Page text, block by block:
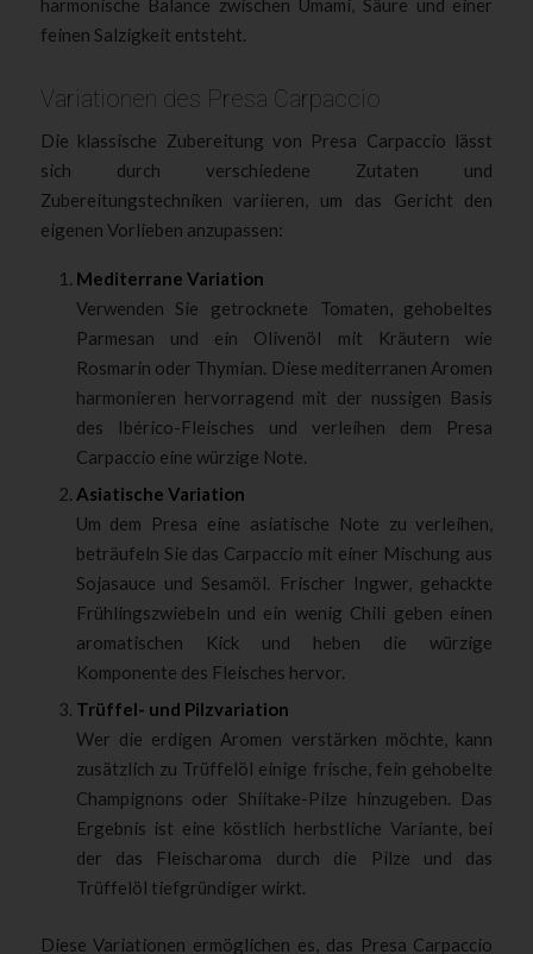
feinen Salzigkeit entsteht.
Variationen des Presa Carpaccio
Die klassische Zubereitung von Presa Carpaccio lässt
sich durch verschiedene Zutaten und
Zubereitungstechniken variieren, um das Gericht den
eigenen Vorlieben anzupassen:
Mediterrane Variation
Verwenden Sie getrocknete Tomaten, gehobeltes
Parmesan und ein Olivenöl mit Kräutern wie
Rosmarin oder Thymian. Diese mediterranen Aromen
harmonieren hervorragend mit der nussigen Basis
des Ibérico-Fleisches und verleihen dem Presa
Carpaccio eine würzige Note.
Asiatische Variation
Um dem Presa eine asiatische Note zu verleihen,
beträufeln Sie das Carpaccio mit einer Mischung aus
Sojasauce und Sesamöl. Frischer Ingwer, gehackte
Frühlingszwiebeln und ein wenig Chili geben einen
aromatischen Kick und heben die würzige
Komponente des Fleisches hervor.
Trüffel- und Pilzvariation
Wer die erdigen Aromen verstärken möchte, kann
zusätzlich zu Trüffelöl einige frische, fein gehobelte
Champignons oder Shiitake-Pilze hinzugeben. Das
Ergebnis ist eine köstlich herbstliche Variante, bei
der das Fleischaroma durch die Pilze und das
Trüffelöl tiefgründiger wirkt.
Diese Variationen ermöglichen es, das Presa Carpaccio